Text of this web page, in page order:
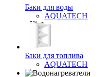
Баки для воды
AQUATECH
Баки для топлива
AQUATECH